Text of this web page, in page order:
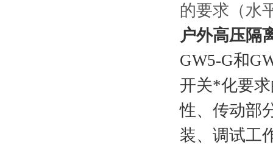
的要求（水
户外高压隔
GW5-G和
开关*化要
性、传动部
装、调试工